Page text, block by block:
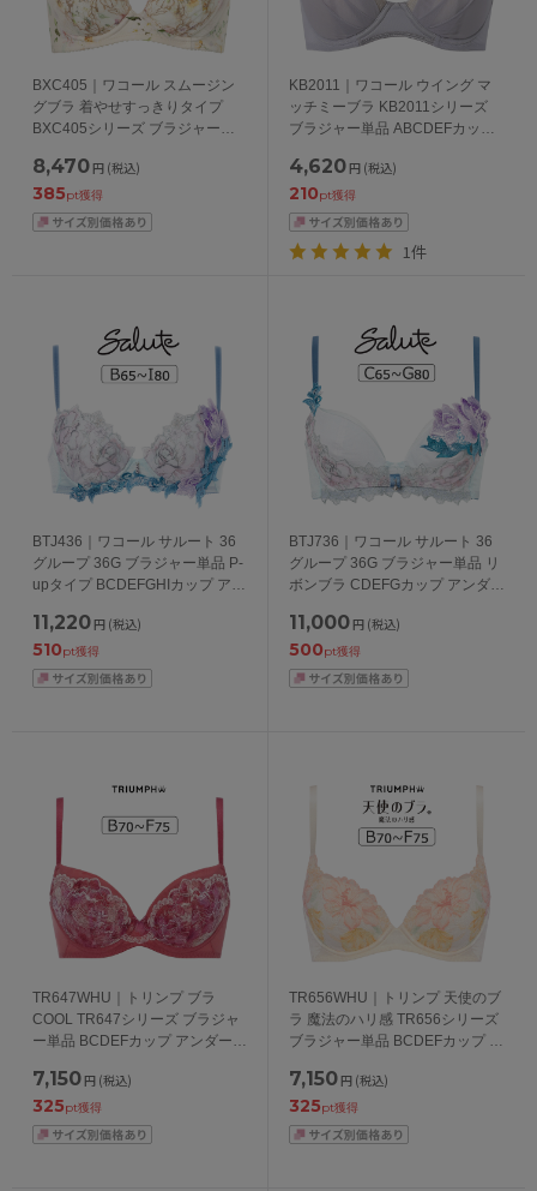
BXC405｜ワコール スムージン
グブラ 着やせすっきりタイプ
BXC405シリーズ ブラジャー単
65/70/75/80/85cm
8,470 円 (税込)
385pt獲得
KB2011｜ワコール ウイング マ
ッチミーブラ KB2011シリーズ
ブラジャー単品 ABCDEFカップ
4,620 円 (税込)
210pt獲得
1件
BTJ436｜ワコール サルート 36
グループ 36G ブラジャー単品 P-
upタイプ BCDEFGHIカップ アン
11,220 円 (税込)
510pt獲得
BTJ736｜ワコール サルート 36
グループ 36G ブラジャー単品 リ
ボンブラ CDEFGカップ アンダー
11,000 円 (税込)
500pt獲得
TR647WHU｜トリンプ ブラ
COOL TR647シリーズ ブラジャ
ー単品 BCDEFカップ アンダー
7,150 円 (税込)
325pt獲得
TR656WHU｜トリンプ 天使のブ
ラ 魔法のハリ感 TR656シリーズ
ブラジャー単品 BCDEFカップ ア
7,150 円 (税込)
325pt獲得